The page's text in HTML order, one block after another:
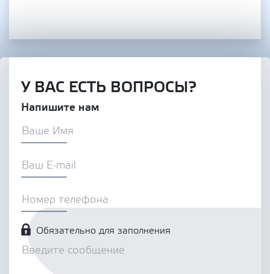
У ВАС ЕСТЬ ВОПРОСЫ?
Напишите нам
Обязательно для заполнения